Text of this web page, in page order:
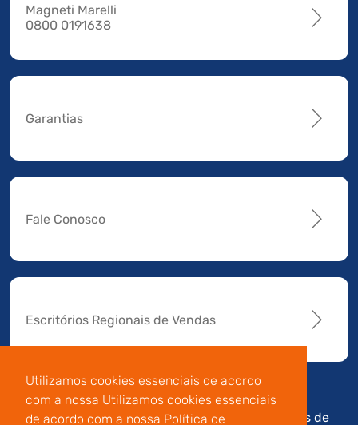
Utilizamos cookies essenciais de acordo
com a nossa Utilizamos cookies essenciais
de acordo com a nossa Política de
Magneti Marelli
0800 0191638
Garantias
Fale Conosco
Escritórios Regionais de Vendas
Av. Manoel da Nóbrega, Termos de
Código de